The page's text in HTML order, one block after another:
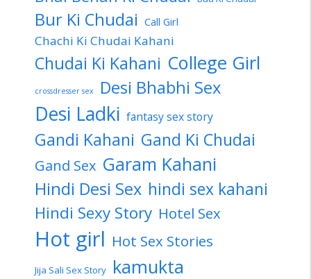
Bur Ki Chudai Call Girl
Chachi Ki Chudai Kahani
Chudai Ki Kahani College Girl
crossdresser sex Desi Bhabhi Sex
Desi Ladki fantasy sex story
Gandi Kahani Gand Ki Chudai
Gand Sex Garam Kahani
Hindi Desi Sex hindi sex kahani
Hindi Sexy Story Hotel Sex
Hot girl Hot Sex Stories
Jija Sali Sex Story kamukta